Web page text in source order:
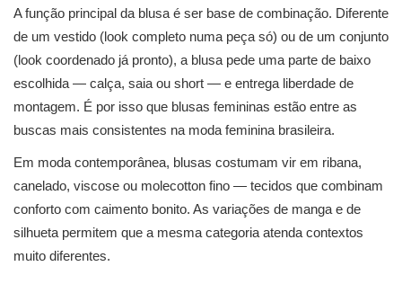
A função principal da blusa é ser base de combinação. Diferente
de um vestido (look completo numa peça só) ou de um conjunto
(look coordenado já pronto), a blusa pede uma parte de baixo
escolhida — calça, saia ou short — e entrega liberdade de
montagem. É por isso que blusas femininas estão entre as
buscas mais consistentes na moda feminina brasileira.
Em moda contemporânea, blusas costumam vir em ribana,
canelado, viscose ou molecotton fino — tecidos que combinam
conforto com caimento bonito. As variações de manga e de
silhueta permitem que a mesma categoria atenda contextos
muito diferentes.